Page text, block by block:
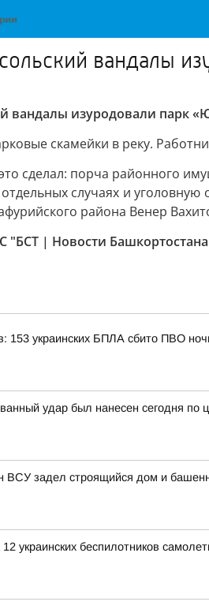
вандалы
вандалы изуродовали парк
скамейки в реку.
сделал: порча районного
случаях и
района Венер
"БСТ | Новости
153 украинских БПЛА сбито ПВО
удар был нанесен сегодня по
ВСУ задел строящийся дом и
украинских беспилотников